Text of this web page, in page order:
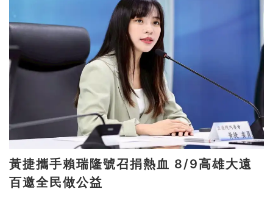
黃捷攜手賴瑞隆號召捐熱血 8/9高雄大遠
百邀全民做公益